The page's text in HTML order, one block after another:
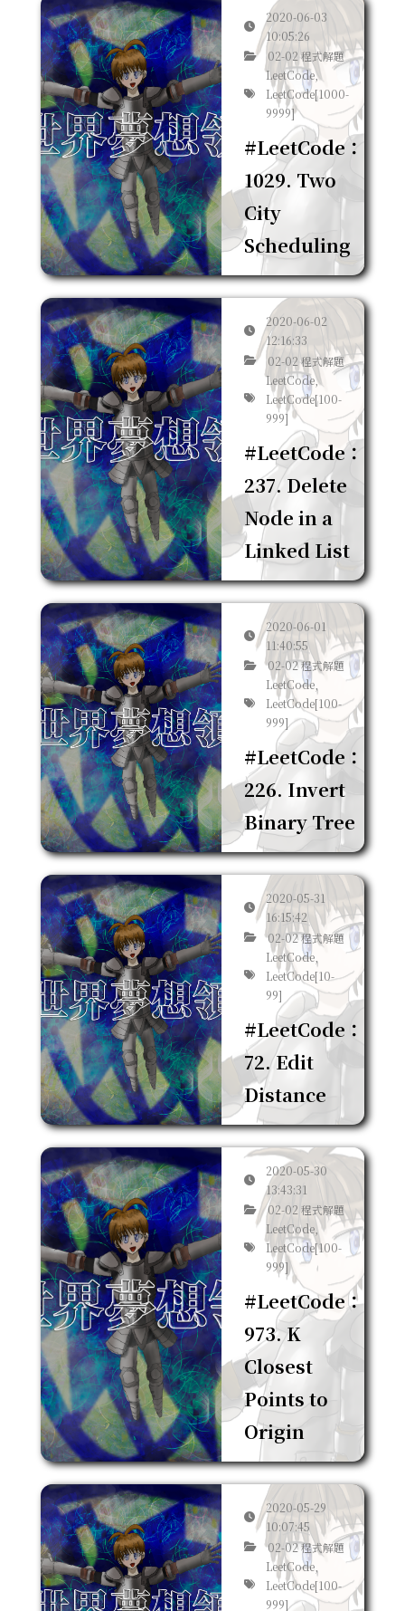
2020-06-03
10:05:26
02-02 程式解題
LeetCode,
LeetCode[1000-
9999]
#LeetCode：
1029. Two
City
Scheduling
2020-06-02
12:16:33
02-02 程式解題
LeetCode,
LeetCode[100-
999]
#LeetCode：
237. Delete
Node in a
Linked List
2020-06-01
11:40:55
02-02 程式解題
LeetCode,
LeetCode[100-
999]
#LeetCode：
226. Invert
Binary Tree
2020-05-31
16:15:42
02-02 程式解題
LeetCode,
LeetCode[10-
99]
#LeetCode：
72. Edit
Distance
2020-05-30
13:43:31
02-02 程式解題
LeetCode,
LeetCode[100-
999]
#LeetCode：
973. K
Closest
Points to
Origin
2020-05-29
10:07:45
02-02 程式解題
LeetCode,
LeetCode[100-
999]